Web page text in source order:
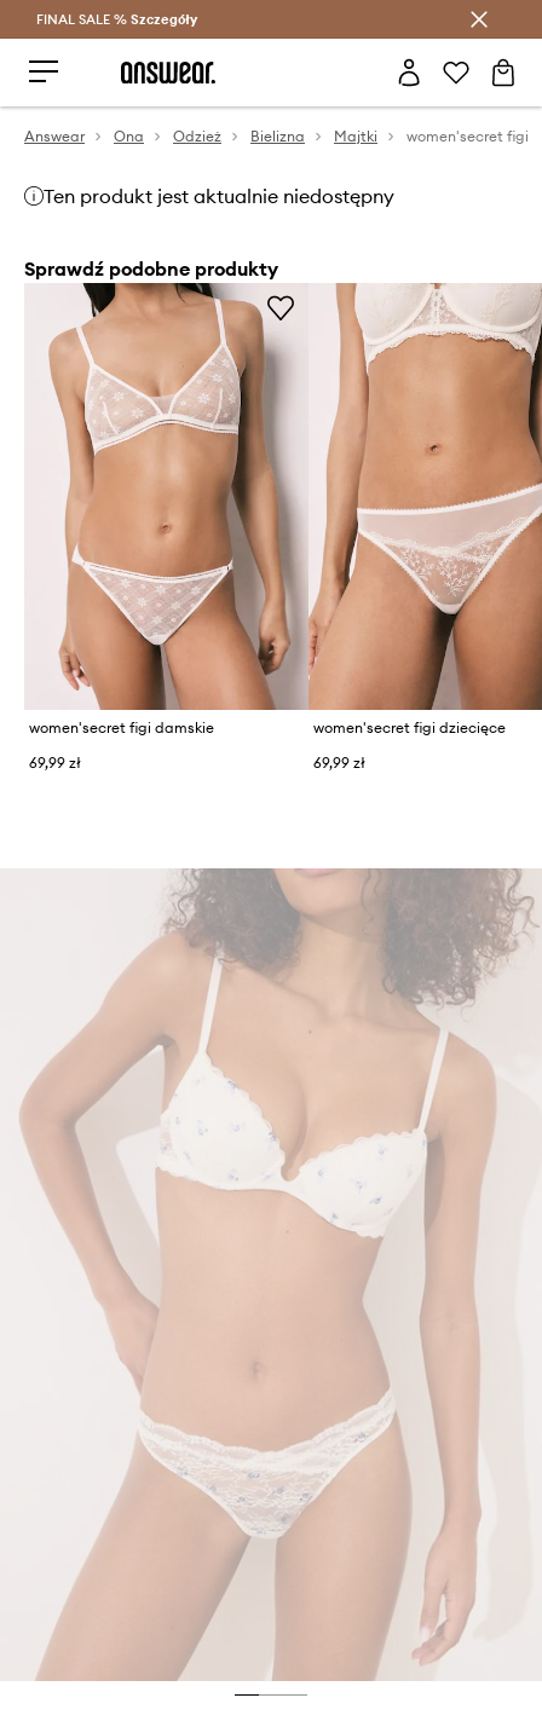
Oszczędzaj z Answear Club >
FINAL SALE % Szczegóły
Answear Ona Odzież Bielizna Majtki women'secret figi
Ten produkt jest aktualnie niedostępny
Sprawdź podobne produkty
women'secret figi damskie
69,99 zł
women'secret figi dziecięce
69,99 zł